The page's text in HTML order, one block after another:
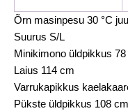
Õrn masinpesu 30 °C
Suurus S/L
Minikimono üldpikkus
Laius 114 cm
Varrukapikkus
Pükste üldpikkus 108 cm